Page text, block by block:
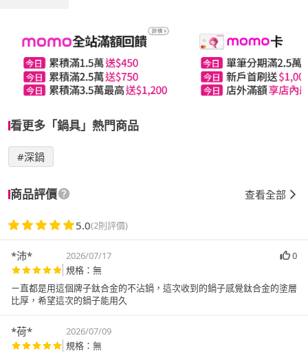
看更多「鍋具」熱門商品
#深鍋
商品評價 查看全部
5.0(2則評價)
*沛* 2026/07/17
0
規格：無
ㄧ直都是用這個牌子鈦合金的不沾鍋，這次收到的鍋子感覺鈦合金的塗層
比厚，希望這次的鍋子能用久
*荷*
2026/07/09
規格：無